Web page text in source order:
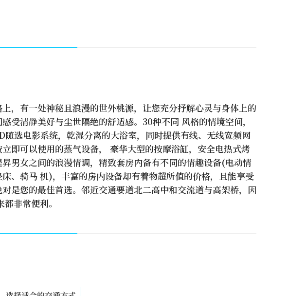
，有一处神秘且浪漫的世外桃源，让您充分抒解心灵与身体上的
受清静美好与尘世隔绝的舒适感。30种不同 风格的情境空间，
随选电影系统，乾湿分离的大浴室，同时提供有线、无线宽频网
即可以使用的蒸气设备， 豪华大型的按摩浴缸，安全电热式烤
男女之间的浪漫情调，精致套房内备有不同的情趣设备(电动情
、骑马 机)，丰富的房内设备却有着物超所值的价格，且能享受
是您的最佳首选。邻近交通要道北二高中和交流道与高架桥，因
非常便利。